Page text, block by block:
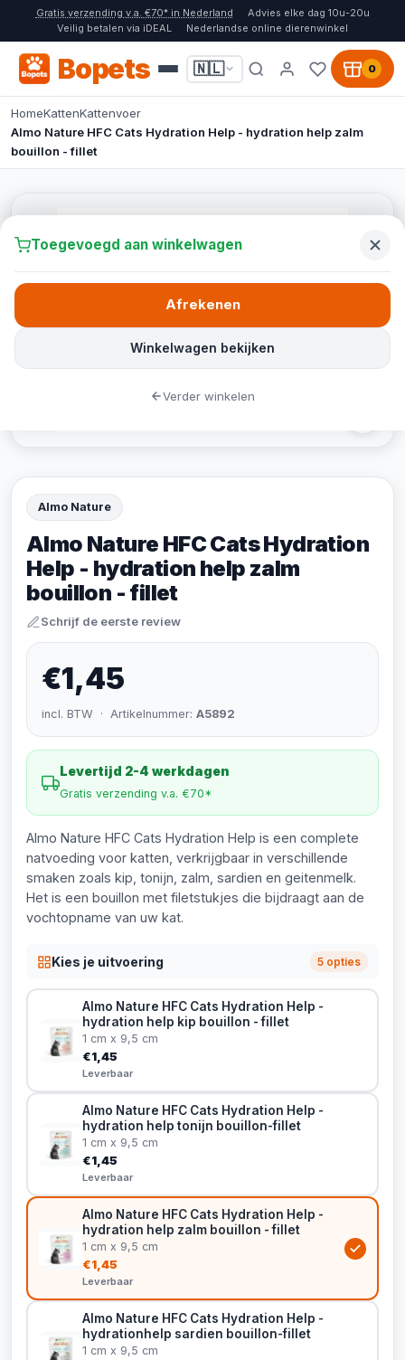
Gratis verzending v.a. €70* in Nederland
Advies elke dag 10u-20u
Veilig betalen via iDEAL
Nederlandse online dierenwinkel
Bopets 🇳🇱 0
HomeKattenKattenvoer
Almo Nature HFC Cats Hydration Help - hydration help zalm
bouillon - fillet
Almo Nature
Almo Nature HFC Cats Hydration
Help - hydration help zalm
bouillon - fillet
Schrijf de eerste review
€1,45
incl. BTW · Artikelnummer: A5892
Levertijd 2-4 werkdagen
Gratis verzending v.a. €70*
Almo Nature HFC Cats Hydration Help is een complete
natvoeding voor katten, verkrijgbaar in verschillende
smaken zoals kip, tonijn, zalm, sardien en geitenmelk.
Het is een bouillon met filetstukjes die bijdraagt aan de
vochtopname van uw kat.
Kies je uitvoering 5 opties
Almo Nature HFC Cats Hydration Help -
hydration help kip bouillon - fillet
1 cm x 9,5 cm
€1,45
Leverbaar
Almo Nature HFC Cats Hydration Help -
hydration help tonijn bouillon-fillet
1 cm x 9,5 cm
€1,45
Leverbaar
Almo Nature HFC Cats Hydration Help -
hydration help zalm bouillon - fillet
1 cm x 9,5 cm
€1,45
Leverbaar
Almo Nature HFC Cats Hydration Help -
hydrationhelp sardien bouillon-fillet
1 cm x 9,5 cm
Toegevoegd aan winkelwagen
Winkelwagen bekijken
Afrekenen
Verder winkelen